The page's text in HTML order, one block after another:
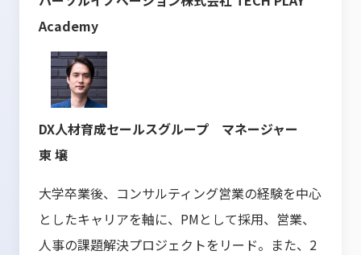
Academy
DX人材育成セールスグループ マネージャー
東 壌
大学卒業後、コンサルティング営業の経験を中心
としたキャリアを軸に、PMとして採用、営業、
人事の課題解決プロジェクトをリード。また、2